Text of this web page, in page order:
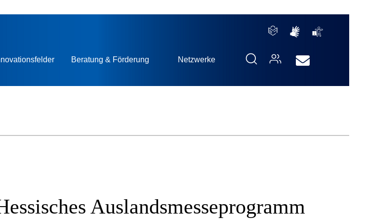
Beratung & Förderung Netzwerke
Auslandsmesseprogramm